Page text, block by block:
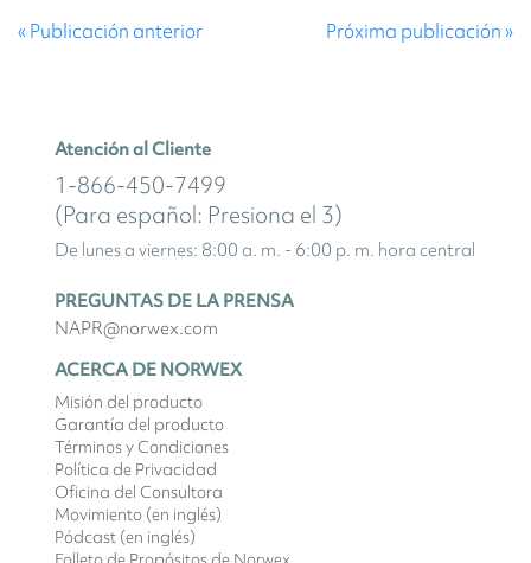
« Publicación anterior
Próxima publicación »
Atención al Cliente
1-866-450-7499
(Para español: Presiona el 3)
De lunes a viernes: 8:00 a. m. - 6:00 p. m. hora central
PREGUNTAS DE LA PRENSA
NAPR@norwex.com
ACERCA DE NORWEX
Misión del producto
Garantía del producto
Términos y Condiciones
Política de Privacidad
Oficina del Consultora
Movimiento (en inglés)
Pódcast (en inglés)